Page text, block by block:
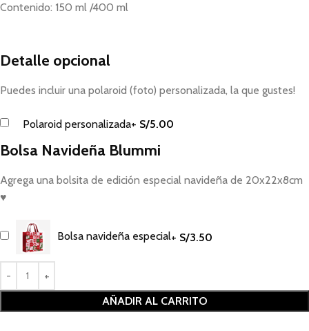
Contenido: 150 ml /400 ml
Detalle opcional
Puedes incluir una polaroid (foto) personalizada, la que gustes!
Polaroid personalizada+ S/5.00
Bolsa Navideña Blummi
Agrega una bolsita de edición especial navideña de 20x22x8cm
♥
Bolsa navideña especial+ S/3.50
AÑADIR AL CARRITO